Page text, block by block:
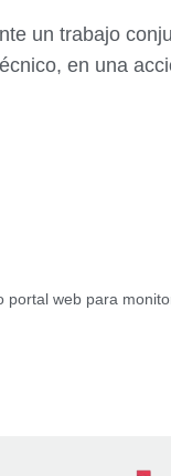
un trabajo
en una
portal web para